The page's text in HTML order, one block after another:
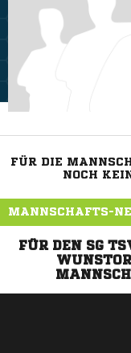
FÜR DIE
NOCH
MANNSCHAFTS-
FÜR DEN SG